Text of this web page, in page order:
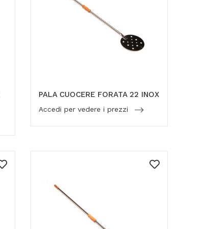
PALA CUOCERE FORATA 22 INOX
Accedi per vedere i prezzi